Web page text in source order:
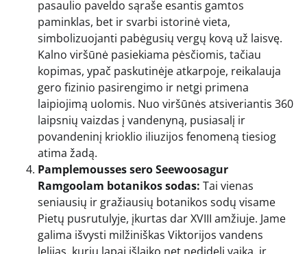
pasaulio paveldo sąraše esantis gamtos
paminklas, bet ir svarbi istorinė vieta,
simbolizuojanti pabėgusių vergų kovą už laisvę.
Kalno viršūnė pasiekiama pėsčiomis, tačiau
kopimas, ypač paskutinėje atkarpoje, reikalauja
gero fizinio pasirengimo ir netgi primena
laipiojimą uolomis. Nuo viršūnės atsiveriantis 360
laipsnių vaizdas į vandenyną, pusiasalį ir
povandeninį krioklio iliuzijos fenomeną tiesiog
atima žadą.
Pamplemousses sero Seewoosagur
Ramgoolam botanikos sodas: Tai vienas
seniausių ir gražiausių botanikos sodų visame
Pietų pusrutulyje, įkurtas dar XVIII amžiuje. Jame
galima išvysti milžiniškas Viktorijos vandens